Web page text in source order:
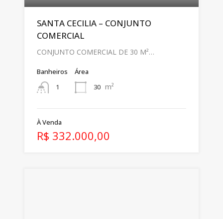
SANTA CECILIA – CONJUNTO
COMERCIAL
CONJUNTO COMERCIAL DE 30 M²…
Banheiros
1
Área
30 m²
À Venda
R$ 332.000,00